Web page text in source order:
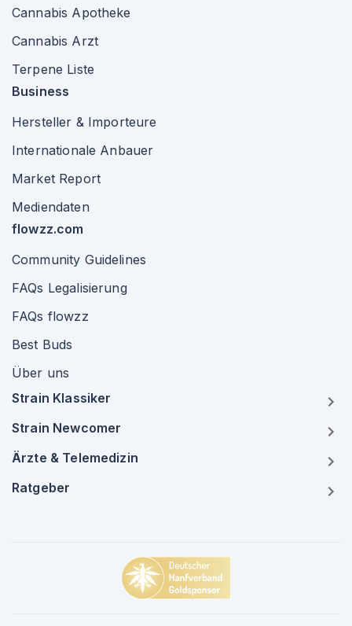
Cannabis Apotheke
Cannabis Arzt
Terpene Liste
Business
Hersteller & Importeure
Internationale Anbauer
Market Report
Mediendaten
flowzz.com
Community Guidelines
FAQs Legalisierung
FAQs flowzz
Best Buds
Über uns
Strain Klassiker
Strain Newcomer
Ärzte & Telemedizin
Ratgeber